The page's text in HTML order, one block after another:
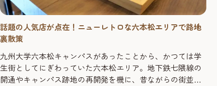
話題の人気店が点在！ニューレトロな六本松エリアで路地
裏散策
九州大学六本松キャンパスがあったことから、かつては学
生街としてにぎわっていた六本松エリア。地下鉄七隈線の
開通やキャンパス跡地の再開発を機に、昔ながらの街並み